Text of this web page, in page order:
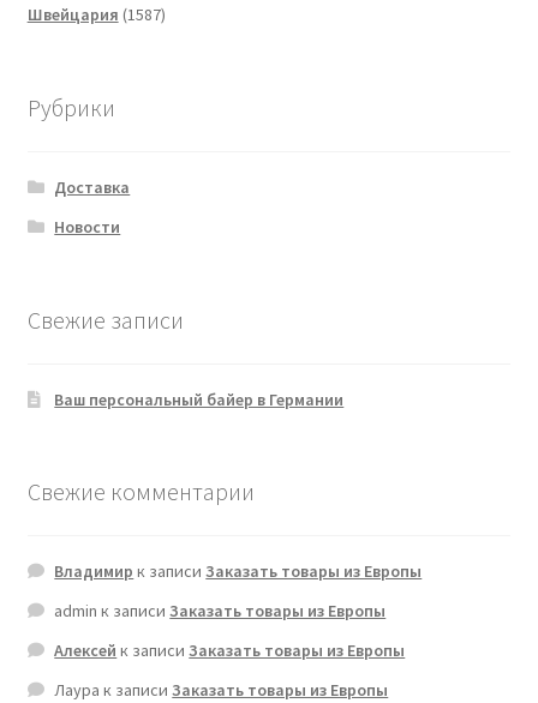
Швейцария 15871587
Рубрики
Доставка
Новости
Свежие записи
Ваш персональный байер в Германии
Свежие комментарии
Владимир к записиЗаказать товары из Европы
admin к записиЗаказать товары из Европы
Алексей к записиЗаказать товары из Европы
Лаура к записиЗаказать товары из Европы